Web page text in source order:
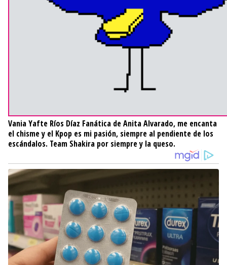
Vania Yafte Ríos Díaz Fanática de Anita Alvarado, me encanta
el chisme y el Kpop es mi pasión, siempre al pendiente de los
escándalos. Team Shakira por siempre y la queso.